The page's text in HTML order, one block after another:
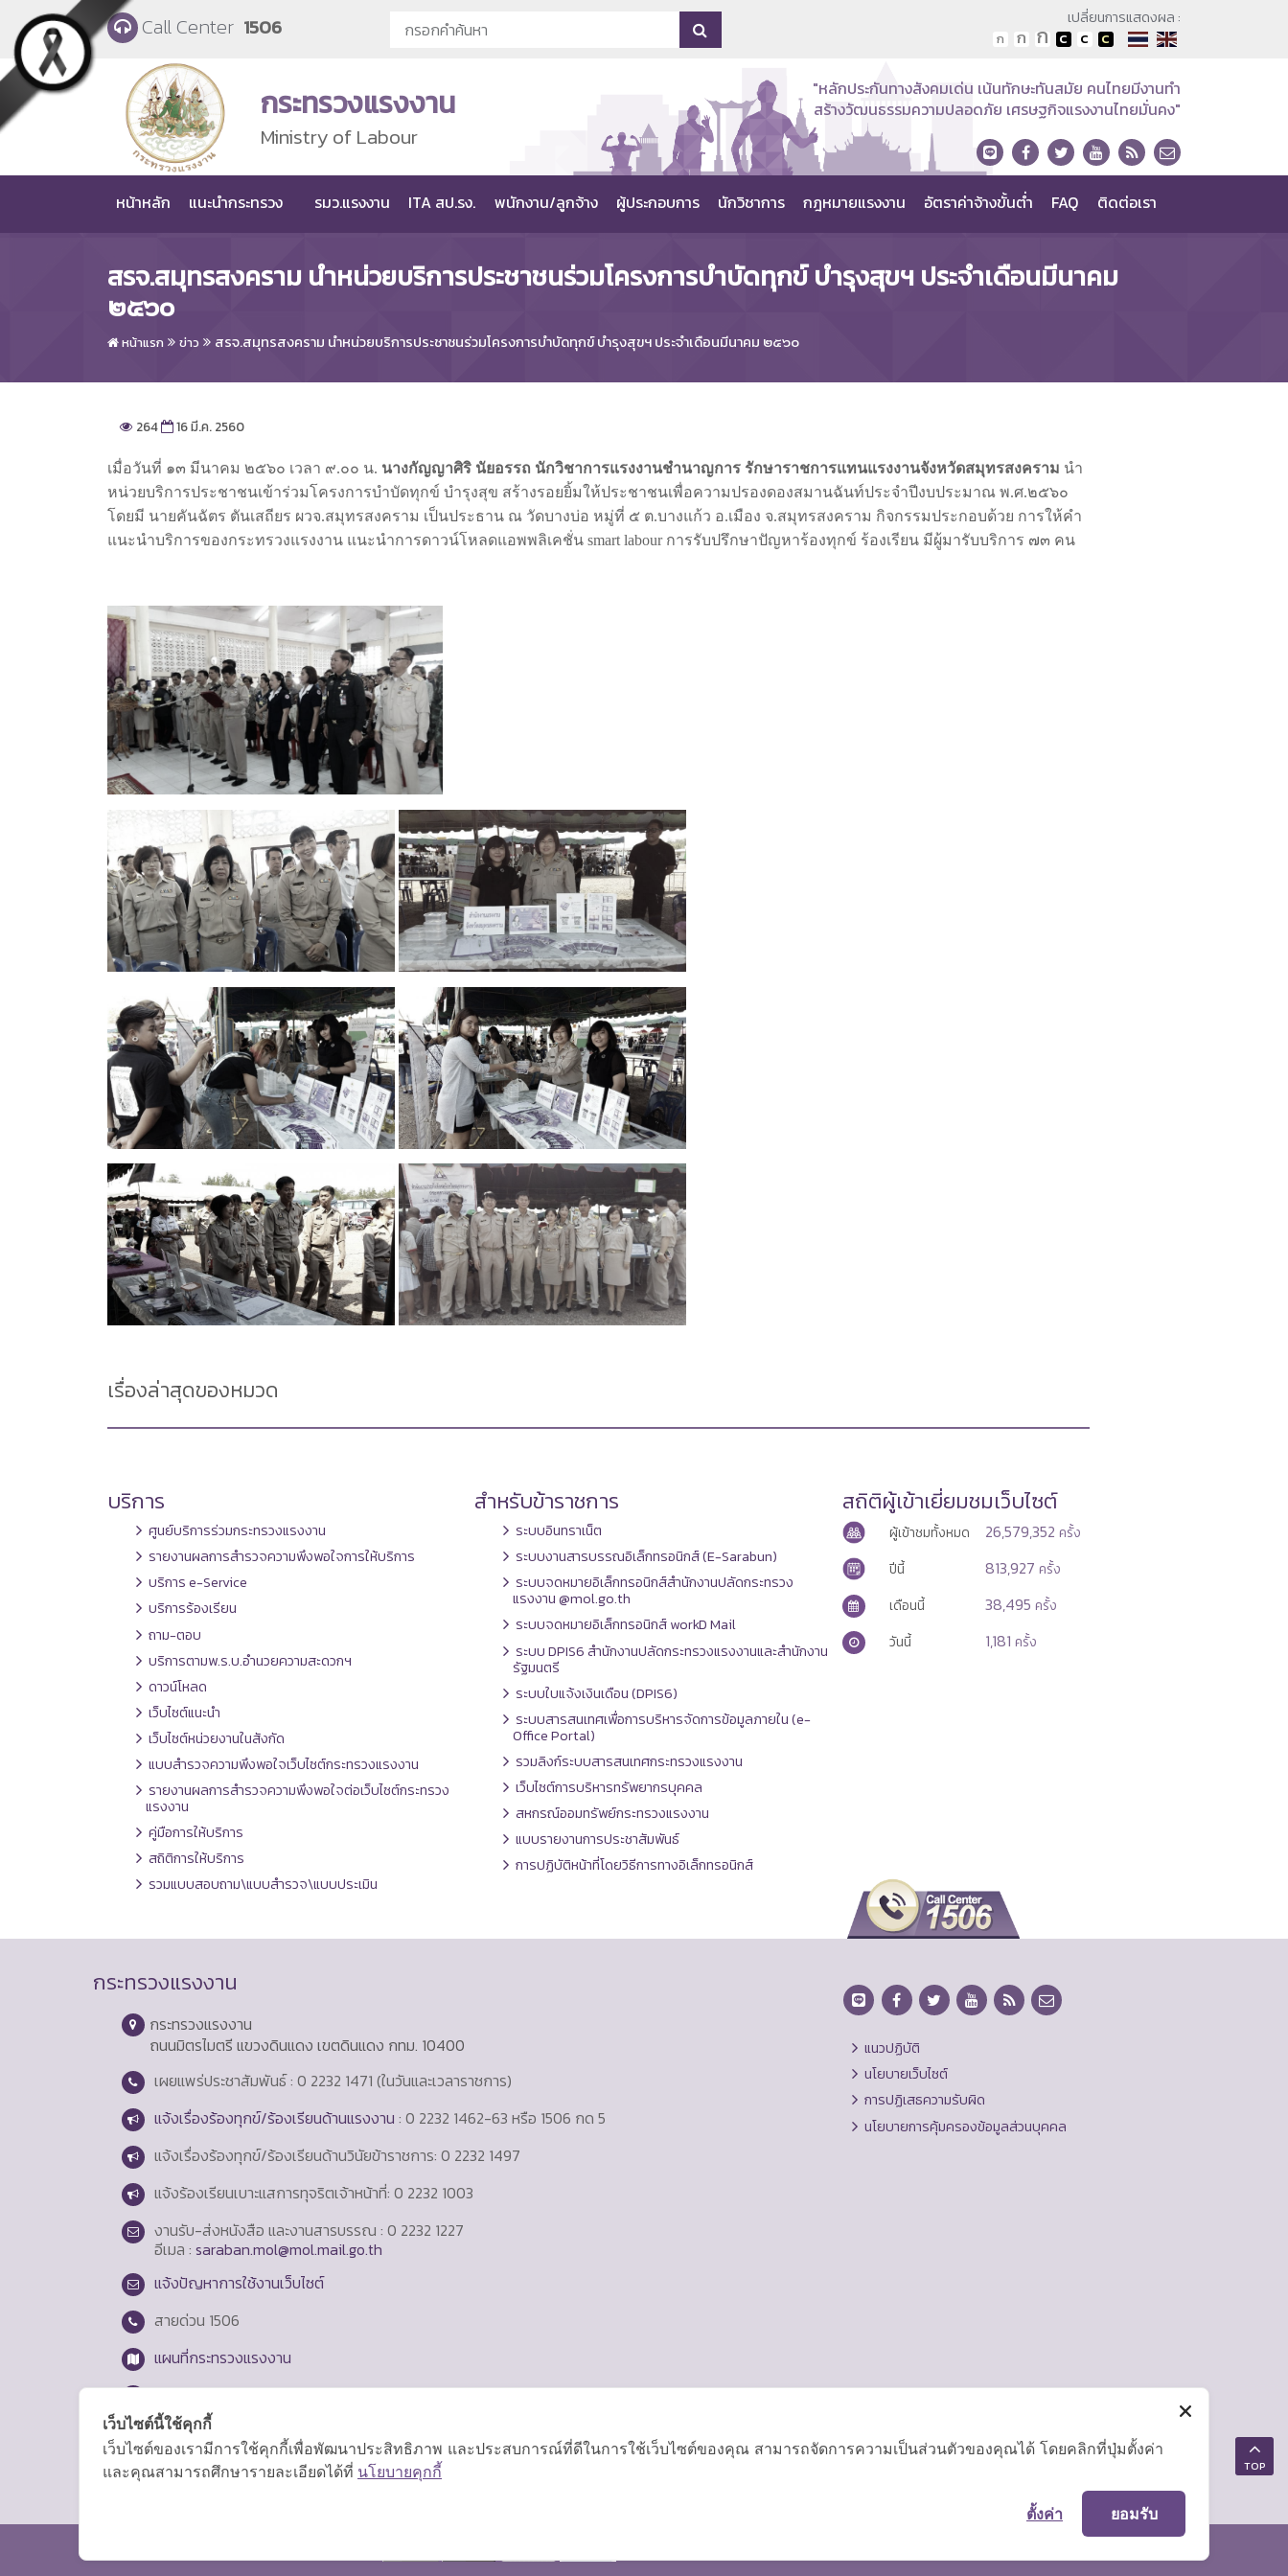
Skip to main content
Call Center 1506 เปลี่ยนการแสดงผล :
กระทรวงแรงงาน
Ministry of Labour
"หลักประกันทางสังคมเด่น เน้นทักษะทันสมัย คนไทยมีงานทำ
สร้างวัฒนธรรมความปลอดภัย เศรษฐกิจแรงงานไทยมั่นคง"
หน้าหลัก แนะนำกระทรวง รมว.แรงงาน ITA สป.รง. พนักงาน/ลูกจ้าง ผู้ประกอบการ นักวิชาการ กฎหมายแรงงาน อัตราค่าจ้างขั้นต่ำ FAQ ติดต่อเรา
สรจ.สมุทรสงคราม นำหน่วยบริการประชาชนร่วมโครงการบำบัดทุกข์ บำรุงสุขฯ ประจำเดือนมีนาคม
๒๕๖๐
หน้าแรก ข่าว สรจ.สมุทรสงคราม นำหน่วยบริการประชาชนร่วมโครงการบำบัดทุกข์ บำรุงสุขฯ ประจำเดือนมีนาคม ๒๕๖๐
264 16 มี.ค. 2560
เมื่อวันที่ ๑๓ มีนาคม ๒๕๖๐ เวลา ๙.๐๐ น. นางกัญญาศิริ นัยอรรถ นักวิชาการแรงงานชำนาญการ รักษาราชการแทนแรงงานจังหวัดสมุทรสงคราม นำ
หน่วยบริการประชาชนเข้าร่วมโครงการบำบัดทุกข์ บำรุงสุข สร้างรอยยิ้มให้ประชาชนเพื่อความปรองดองสมานฉันท์ประจำปีงบประมาณ พ.ศ.๒๕๖๐
โดยมี นายคันฉัตร ตันเสถียร ผวจ.สมุทรสงคราม เป็นประธาน ณ วัดบางบ่อ หมู่ที่ ๕ ต.บางแก้ว อ.เมือง จ.สมุทรสงคราม กิจกรรมประกอบด้วย การให้คำ
แนะนำบริการของกระทรวงแรงงาน แนะนำการดาวน์โหลดแอพพลิเคชั่น smart labour การรับปรึกษาปัญหาร้องทุกข์ ร้องเรียน มีผู้มารับบริการ ๗๓ คน
เรื่องล่าสุดของหมวด
บริการ
ศูนย์บริการร่วมกระทรวงแรงงาน
รายงานผลการสำรวจความพึงพอใจการให้บริการ
บริการ e-Service
บริการร้องเรียน
ถาม-ตอบ
บริการตามพ.ร.บ.อำนวยความสะดวกฯ
ดาวน์โหลด
เว็บไซต์แนะนำ
เว็บไซต์หน่วยงานในสังกัด
แบบสำรวจความพึงพอใจเว็บไซต์กระทรวงแรงงาน
รายงานผลการสำรวจความพึงพอใจต่อเว็บไซต์กระทรวง
แรงงาน
คู่มือการให้บริการ
สถิติการให้บริการ
รวมแบบสอบถาม\แบบสำรวจ\แบบประเมิน
สำหรับข้าราชการ
ระบบอินทราเน็ต
ระบบงานสารบรรณอิเล็กทรอนิกส์ (E-Sarabun)
ระบบจดหมายอิเล็กทรอนิกส์สำนักงานปลัดกระทรวง
แรงงาน @mol.go.th
ระบบจดหมายอิเล็กทรอนิกส์ workD Mail
ระบบ DPIS6 สำนักงานปลัดกระทรวงแรงงานและสำนักงาน
รัฐมนตรี
ระบบใบแจ้งเงินเดือน (DPIS6)
ระบบสารสนเทศเพื่อการบริหารจัดการข้อมูลภายใน (e-
Office Portal)
รวมลิงก์ระบบสารสนเทศกระทรวงแรงงาน
เว็บไซต์การบริหารทรัพยากรบุคคล
สหกรณ์ออมทรัพย์กระทรวงแรงงาน
แบบรายงานการประชาสัมพันธ์
การปฏิบัติหน้าที่โดยวิธีการทางอิเล็กทรอนิกส์
สถิติผู้เข้าเยี่ยมชมเว็บไซต์
ผู้เข้าชมทั้งหมด 26,579,352 ครั้ง
ปีนี้
813,927 ครั้ง
เดือนนี้
38,495 ครั้ง
วันนี้
1,181 ครั้ง
กระทรวงแรงงาน
กระทรวงแรงงาน
ถนนมิตรไมตรี แขวงดินแดง เขตดินแดง กทม. 10400
เผยแพร่ประชาสัมพันธ์ : 0 2232 1471 (ในวันและเวลาราชการ)
แจ้งเรื่องร้องทุกข์/ร้องเรียนด้านแรงงาน : 0 2232 1462-63 หรือ 1506 กด 5
แจ้งเรื่องร้องทุกข์/ร้องเรียนด้านวินัยข้าราชการ: 0 2232 1497
แจ้งร้องเรียนเบาะแสการทุจริตเจ้าหน้าที่: 0 2232 1003
งานรับ-ส่งหนังสือ และงานสารบรรณ : 0 2232 1227
อีเมล : saraban.mol@mol.mail.go.th
แจ้งปัญหาการใช้งานเว็บไซต์
สายด่วน 1506
แผนที่กระทรวงแรงงาน
Login
แนวปฏิบัติ
นโยบายเว็บไซต์
การปฏิเสธความรับผิด
นโยบายการคุ้มครองข้อมูลส่วนบุคคล
TOP
เว็บไซต์นี้ใช้คุกกี้
เว็บไซต์ของเรามีการใช้คุกกี้เพื่อพัฒนาประสิทธิภาพ และประสบการณ์ที่ดีในการใช้เว็บไซต์ของคุณ สามารถจัดการความเป็นส่วนตัวของคุณได้ โดยคลิกที่ปุ่มตั้งค่า
และคุณสามารถศึกษารายละเอียดได้ที่ นโยบายคุกกี้
ยอมรับ
ตั้งค่า